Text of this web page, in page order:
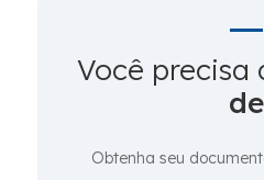
Você precisa
de
Obtenha seu